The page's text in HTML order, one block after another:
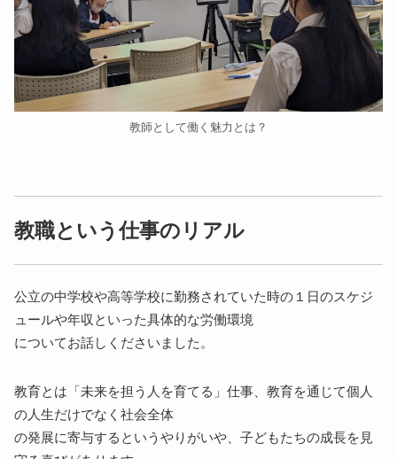
教師として働く魅力とは？
教職という仕事のリアル
公立の中学校や高等学校に勤務されていた時の１日のスケジ
ュールや年収といった具体的な労働環境
についてお話しくださいました。
教育とは「未来を担う人を育てる」仕事、教育を通じて個人
の人生だけでなく社会全体
の発展に寄与するというやりがいや、子どもたちの成長を見